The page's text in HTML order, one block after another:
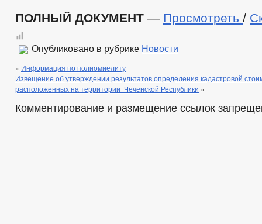
ПОЛНЫЙ ДОКУМЕНТ — Просмотреть /
Опубликовано в рубрике Новости
« Информация по полиомиелиту
Извещение об утверждении результатов определения кадастровой
расположенных на территории Чеченской Республики »
Комментирование и размещение ссылок